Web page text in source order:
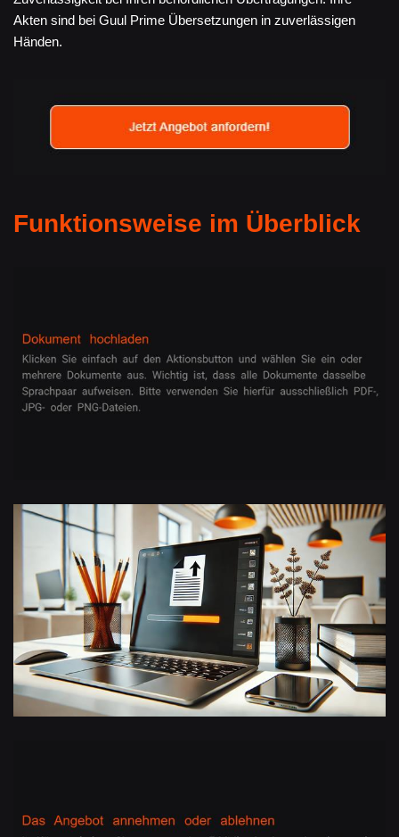
Akten sind bei Guul Prime Übersetzungen in zuverlässigen
Händen.
Funktionsweise im Überblick